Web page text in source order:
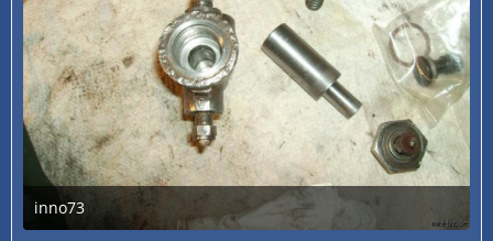
inno73
3. Juli 2020 um 13:29